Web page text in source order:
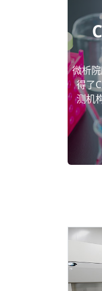
微析
得了
测机